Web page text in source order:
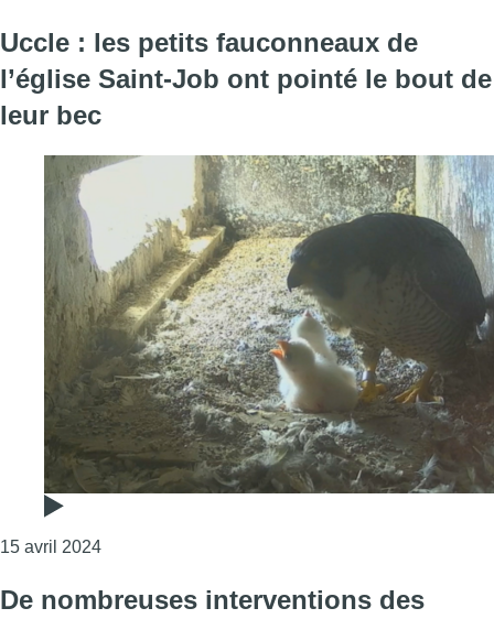
Uccle : les petits fauconneaux de
l’église Saint-Job ont pointé le bout de
leur bec
15 avril 2024Consulter l'article "Uccle : les petits fauconneaux
De nombreuses interventions des